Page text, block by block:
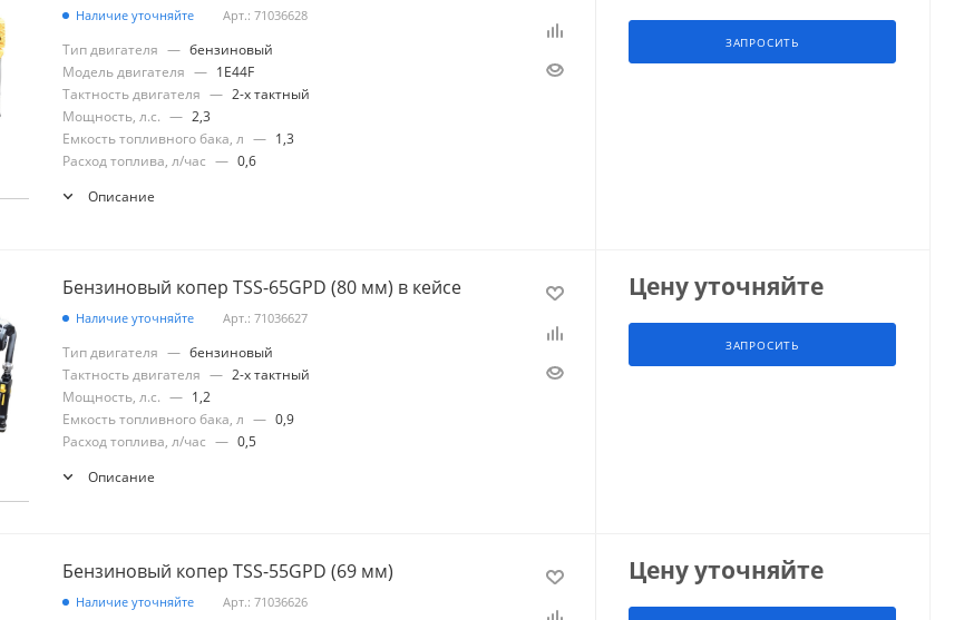
Наличие уточняйте Арт.: 71036628
Тип двигателя — бензиновый
Модель двигателя — 1E44F
Тактность двигателя — 2-х тактный
Мощность, л.с. — 2,3
Емкость топливного бака, л — 1,3
Расход топлива, л/час — 0,6
Описание
ЗАПРОСИТЬ
Бензиновый копер TSS-65GPD (80 мм) в кейсе
Наличие уточняйте Арт.: 71036627
Тип двигателя — бензиновый
Тактность двигателя — 2-х тактный
Мощность, л.с. — 1,2
Емкость топливного бака, л — 0,9
Расход топлива, л/час — 0,5
Описание
Цену уточняйте
ЗАПРОСИТЬ
Бензиновый копер TSS-55GPD (69 мм)
Наличие уточняйте Арт.: 71036626
Цену уточняйте